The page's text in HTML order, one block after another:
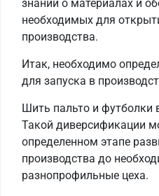
знаний о материалах и
необходимых для
производства.
Итак, необходимо
для запуска в
Шить пальто и футболки
Такой диверсификации
определенном этапе
производства до
разнопрофильные цеха.